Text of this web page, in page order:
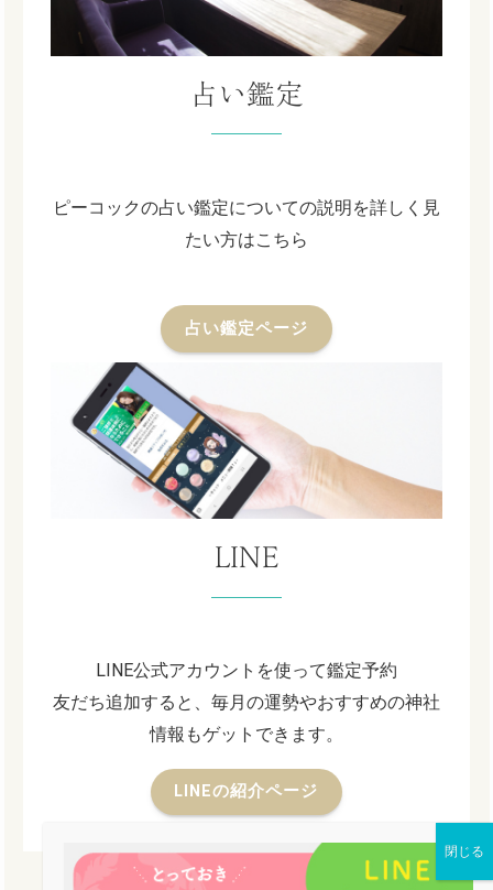
占い鑑定
ピーコックの占い鑑定についての説明を詳しく見
たい方はこちら
占い鑑定ページ
LINE
LINE公式アカウントを使って鑑定予約
友だち追加すると、毎月の運勢やおすすめの神社
情報もゲットできます。
LINEの紹介ページ